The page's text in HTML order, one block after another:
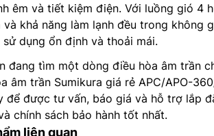
êm và tiết kiệm điện. Với luồng gió 4
và khả năng làm lạnh đều trong không
sử dụng ổn định và thoải mái.
đang tìm một dòng điều hòa âm trần
âm trần Sumikura giá rẻ APC/APO-
để được tư vấn, báo giá và hỗ trợ lắp
chính sách bảo hành tốt nhất.
liên quan